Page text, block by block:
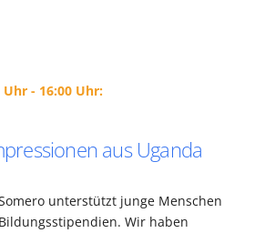
Uhr - 16:00 Uhr:
aus Uganda
unterstützt junge Menschen
Wir haben